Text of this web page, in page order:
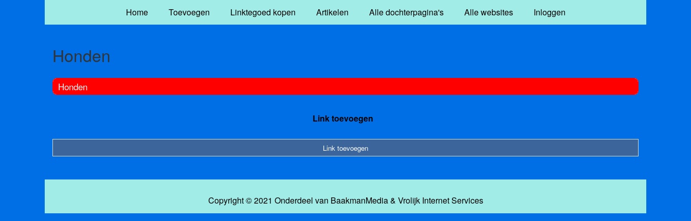
Home Toevoegen Linktegoed kopen Artikelen Alle dochterpagina's Alle websites Inloggen
Honden
Honden
Link toevoegen
Link toevoegen
Copyright © 2021 Onderdeel van BaakmanMedia& Vrolijk Internet Services